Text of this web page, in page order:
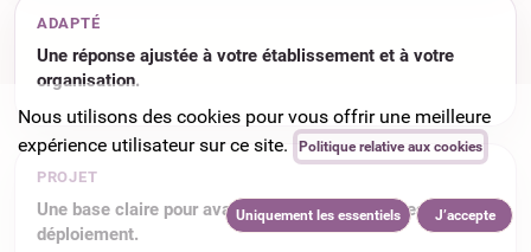
ADAPTÉ
Une réponse ajustée à votre établissement et à votre
organisation.
PROJET
Une base claire pour avancer sur un achat, un test ou un
déploiement.
Nous utilisons des cookies pour vous offrir une meilleure
expérience utilisateur sur ce site.
Politique relative aux cookies
Uniquement les essentiels J’accepte